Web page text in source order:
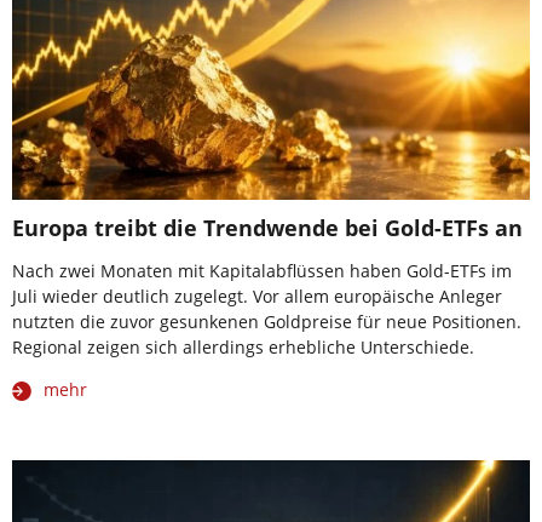
Europa treibt die Trendwende bei Gold-ETFs an
Nach zwei Monaten mit Kapitalabflüssen haben Gold-ETFs im
Juli wieder deutlich zugelegt. Vor allem europäische Anleger
nutzten die zuvor gesunkenen Goldpreise für neue Positionen.
Regional zeigen sich allerdings erhebliche Unterschiede.
mehr